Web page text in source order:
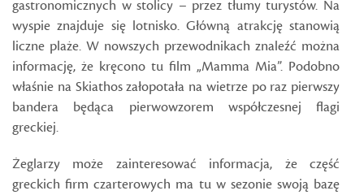
gastronomicznych w stolicy – przez tłumy turystów. Na
wyspie znajduje się lotnisko. Główną atrakcję stanowią
liczne plaże. W nowszych przewodnikach znaleźć można
informację, że kręcono tu film „Mamma Mia”. Podobno
właśnie na Skiathos załopotała na wietrze po raz pierwszy
bandera będąca pierwowzorem współczesnej flagi
greckiej.
Żeglarzy może zainteresować informacja, że część
greckich firm czarterowych ma tu w sezonie swoją bazę